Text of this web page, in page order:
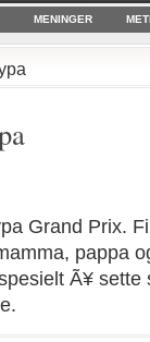
MENINGER
Grand Prix.
pappa
Ã¥